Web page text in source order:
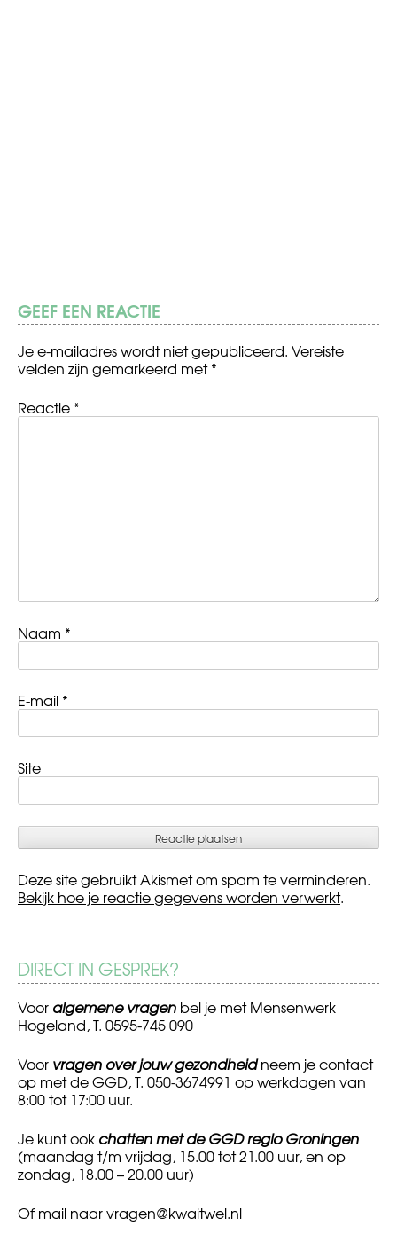
GEEF EEN REACTIE
Je e-mailadres wordt niet gepubliceerd. Vereiste
velden zijn gemarkeerd met*
Reactie *
Naam *
E-mail *
Site
Deze site gebruikt Akismet om spam te verminderen.
Bekijk hoe je reactie gegevens worden verwerkt.
DIRECT IN GESPREK?
Voor algemene vragen bel je met Mensenwerk
Hogeland, T. 0595-745 090
Voor vragen over jouw gezondheidneem je contact
op met de GGD, T. 050-3674991 op werkdagen van
8:00 tot 17:00 uur.
Je kunt ook chatten met de GGD regio Groningen
(maandag t/m vrijdag, 15.00 tot 21.00 uur, en op
zondag, 18.00 – 20.00 uur)
Of mail naarvragen@kwaitwel.nl